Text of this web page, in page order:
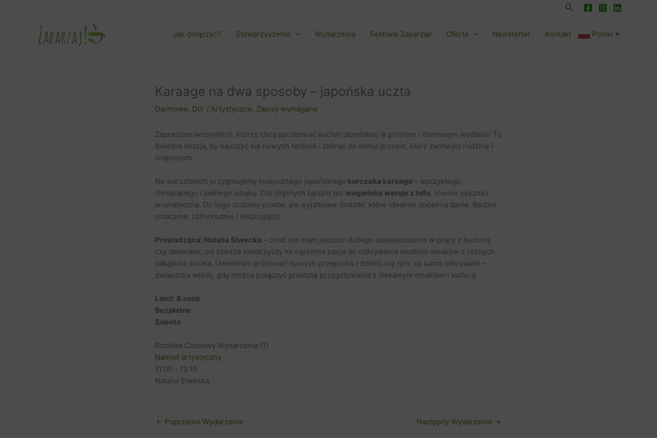
Szukaj
Jak dołączyć? Stowarzyszenie Wydarzenia Festiwal Zaparzaj! Oferta Newsletter Kontakt Polski ▼
Karaage na dwa sposoby – japońska uczta
Darmowe, DIY / Artystyczne, Zapisy wymagane
Zapraszam wszystkich, którzy chcą spróbować kuchni japońskiej w prostym i domowym wydaniu! To
świetna okazja, by nauczyć się nowych technik i zabrać do domu przepis, który zachwyci rodzinę i
znajomych.
Na warsztatach przygotujemy klasycznego japońskiego kurczaka karaage – soczystego,
chrupiącego i pełnego smaku. Dla chętnych będzie też wegańska wersja z tofu, równie pyszna i
aromatyczna. Do tego zrobimy proste, ale wyjątkowe dodatki, które idealnie dopełnią danie. Będzie
smacznie, różnorodnie i inspirująco!
Prowadząca: Natalia Siwecka – choć nie mam jeszcze dużego doświadczenia w pracy z kuchnią
czy deserami, od zawsze towarzyszy mi ogromna pasja do odkrywania słodkich smaków z różnych
zakątków świata. Uwielbiam próbować nowych przepisów i dzielić się tym, co sama odkrywam –
zwłaszcza wtedy, gdy można połączyć prostotę przygotowania z ciekawym smakiem i kulturą.
Limit: 8 osób
Bezpłatne
Sobota
Rozkład Czasowy Wydarzenia (1)
Namiot artystyczny
11:00 - 12:15
Natalia Siwecka
← Poprzedni Wydarzenie Następny Wydarzenie →